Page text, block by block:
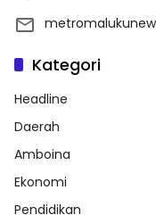
Kategori
Headline
Daerah
Amboina
Ekonomi
Pendidikan